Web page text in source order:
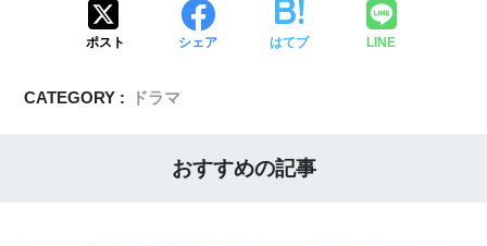
ポスト シェア はてブ LINE
CATEGORY : ドラマ
おすすめの記事